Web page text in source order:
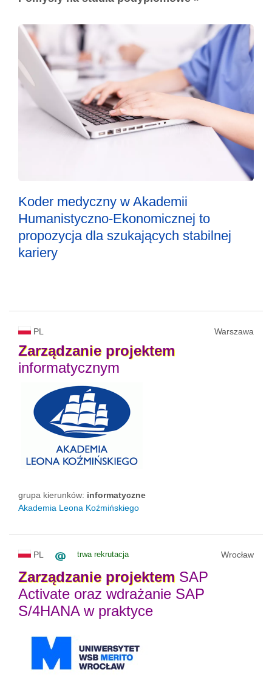
Koder medyczny w Akademii
Humanistyczno-Ekonomicznej to
propozycja dla szukających stabilnej
kariery
PL Warszawa
Zarządzanie projektem
informatycznym
grupa kierunków: informatyczne
Akademia Leona Koźmińskiego
PL trwa rekrutacja Wrocław
Zarządzanie projektem SAP
Activate oraz wdrażanie SAP
S/4HANA w praktyce